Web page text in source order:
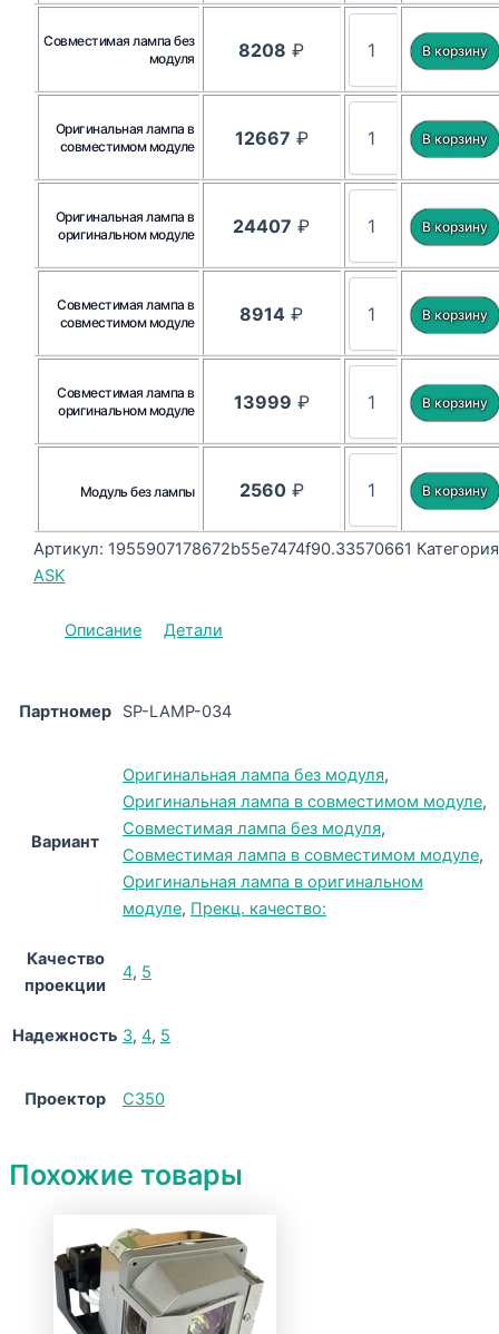
Совместимая лампа без
модуля
8208 ₽
Оригинальная лампа в
совместимом модуле
12667 ₽
Оригинальная лампа в
оригинальном модуле
24407 ₽
Совместимая лампа в
совместимом модуле
8914 ₽
Совместимая лампа в
оригинальном модуле
13999 ₽
Модуль без лампы 2560₽
Артикул: 1955907178672b55e7474f90.33570661
ASK
Описание Детали
Партномер SP-LAMP-034
Вариант
Оригинальная лампа без модуля,
Оригинальная лампа в совместимом модуле,
Совместимая лампа без модуля,
Совместимая лампа в совместимом модуле,
Оригинальная лампа в оригинальном
модуле, Прекц. качество:
Качество
проекции
4, 5
Надежность 3, 4, 5
Проектор C350
Похожие товары